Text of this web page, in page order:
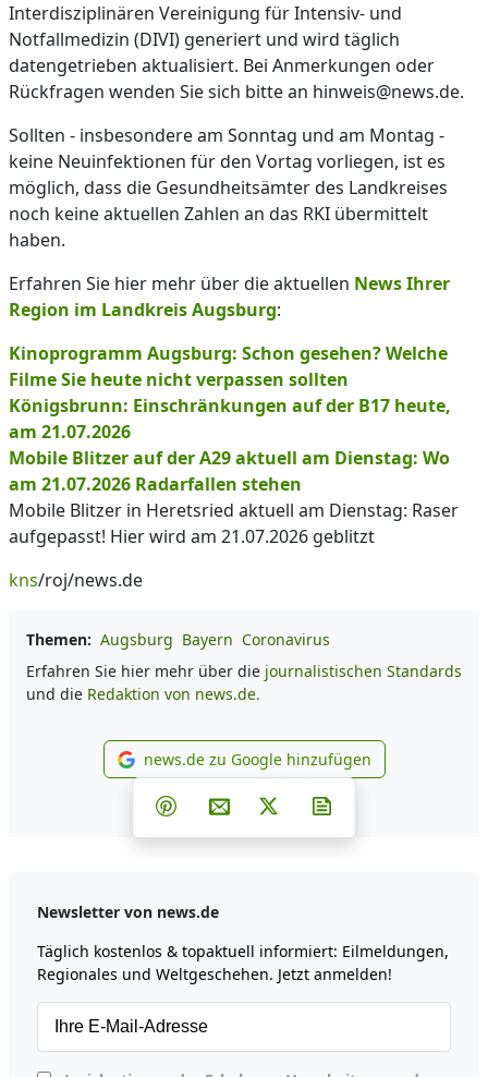
Interdisziplinären Vereinigung für Intensiv- und
Notfallmedizin (DIVI) generiert und wird täglich
datengetrieben aktualisiert. Bei Anmerkungen oder
Rückfragen wenden Sie sich bitte an hinweis@news.de.
Sollten - insbesondere am Sonntag und am Montag -
keine Neuinfektionen für den Vortag vorliegen, ist es
möglich, dass die Gesundheitsämter des Landkreises
noch keine aktuellen Zahlen an das RKI übermittelt
haben.
Erfahren Sie hier mehr über die aktuellen News Ihrer
Region im Landkreis Augsburg:
Kinoprogramm Augsburg: Schon gesehen? Welche
Filme Sie heute nicht verpassen sollten
Königsbrunn: Einschränkungen auf der B17 heute,
am 21.07.2026
Mobile Blitzer auf der A29 aktuell am Dienstag: Wo
am 21.07.2026 Radarfallen stehen
Mobile Blitzer in Heretsried aktuell am Dienstag: Raser
aufgepasst! Hier wird am 21.07.2026 geblitzt
kns/roj/news.de
Themen: Augsburg Bayern Coronavirus
Erfahren Sie hier mehr über die journalistischen Standards
und die Redaktion von news.de.
news.de zu Google
news.de zu Google hinzufügen
Teilen auf Facebook
Teilen auf Whatsapp
Teilen auf Telegram
Teilen auf Pinterest
Per E-Mail teilen
Post auf X
Newsletter von news.de
Täglich kostenlos & topaktuell informiert: Eilmeldungen,
Regionales und Weltgeschehen. Jetzt anmelden!